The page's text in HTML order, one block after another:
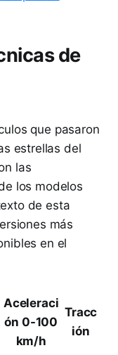
de
que pasaron
estrellas del
las
los modelos
de esta
más
en el
Aceleraci
ón 0-100
km/h
Tracc
ión